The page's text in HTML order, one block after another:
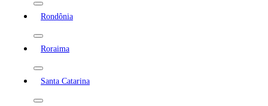
Rondônia
Roraima
Santa Catarina